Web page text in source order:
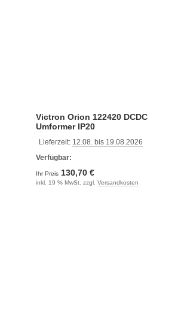
Victron Orion 122420 DCDC
Umformer IP20
Lieferzeit: 12.08. bis 19.08.2026
Verfügbar:
Ihr Preis 130,70 €
inkl. 19 % MwSt. zzgl. Versandkosten